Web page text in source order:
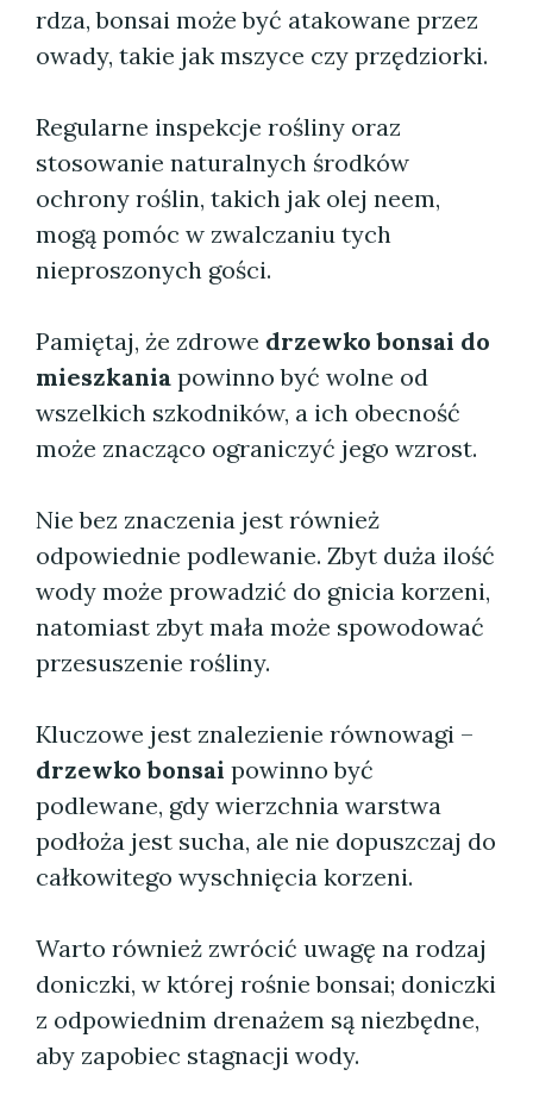
rdza, bonsai może być atakowane przez
owady, takie jak mszyce czy przędziorki.
Regularne inspekcje rośliny oraz
stosowanie naturalnych środków
ochrony roślin, takich jak olej neem,
mogą pomóc w zwalczaniu tych
nieproszonych gości.
Pamiętaj, że zdrowe drzewko bonsai do
mieszkania powinno być wolne od
wszelkich szkodników, a ich obecność
może znacząco ograniczyć jego wzrost.
Nie bez znaczenia jest również
odpowiednie podlewanie. Zbyt duża ilość
wody może prowadzić do gnicia korzeni,
natomiast zbyt mała może spowodować
przesuszenie rośliny.
Kluczowe jest znalezienie równowagi –
drzewko bonsai powinno być
podlewane, gdy wierzchnia warstwa
podłoża jest sucha, ale nie dopuszczaj do
całkowitego wyschnięcia korzeni.
Warto również zwrócić uwagę na rodzaj
doniczki, w której rośnie bonsai; doniczki
z odpowiednim drenażem są niezbędne,
aby zapobiec stagnacji wody.